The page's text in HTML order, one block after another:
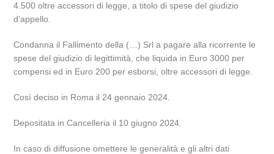
4.500 oltre accessori di legge, a titolo di spese del giudizio
d’appello.
Condanna il Fallimento della (…) Srl a pagare alla ricorrente le
spese del giudizio di legittimità, che liquida in Euro 3000 per
compensi ed in Euro 200 per esborsi, oltre accessori di legge.
Così deciso in Roma il 24 gennaio 2024.
Depositata in Cancelleria il 10 giugno 2024.
In caso di diffusione omettere le generalità e gli altri dati